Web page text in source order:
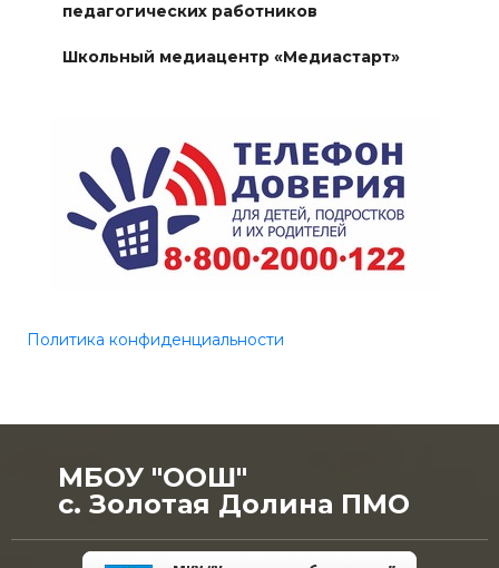
педагогических работников
Школьный медиацентр «Медиастарт»
Политика конфиденциальности
МБОУ "ООШ"
с. Золотая Долина ПМО